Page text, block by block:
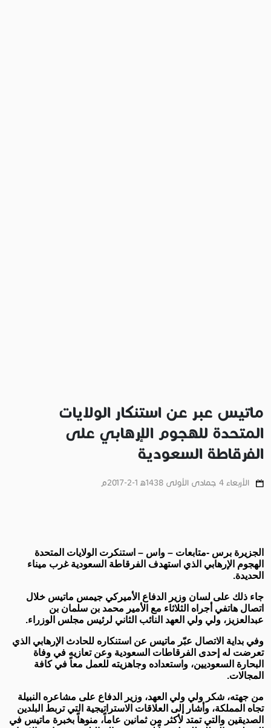
ماتيس عبر عن استنكار الولايات
المتحدة للهجوم الإرهابي على
الفرقاطة السعودية
الأربعاء 4 جمادى الأولى 1438ﻫ 1-2-2017م
الجزيرة برس -متابعات – واس – استنكرت الولايات المتحدة
الهجوم الإرهابي الذي استهدف الفرقاطة السعودية غرب ميناء
الحديدة.
جاء ذلك على لسان وزير الدفاع الأميركي جيمس ماتيس خلال
اتصال هاتفي أجراه الثلاثاء مع الأمير محمد بن سلمان بن
عبدالعزيز، ولي ولي العهد النائب الثاني لرئيس مجلس الوزراء.
وفي بداية الاتصال عبّر ماتيس عن استنكاره للحادث الإرهابي الذي
تعرضت له إحدى الفرقاطات السعودية وعن تعازيه في وفاة
البحارة السعوديين، واستعداده وجاهزيته للعمل معاً في كافة
المجالات.
من جهته، شكر ولي ولي العهد، وزير الدفاع على مشاعره النبيلة
تجاه المملكة، وأشار إلى العلاقات الاستراتيجية التي تربط البلدين
الصديقين والتي تمتد لأكثر من ثمانين عاماً، منوهاً بخبرة ماتيس في